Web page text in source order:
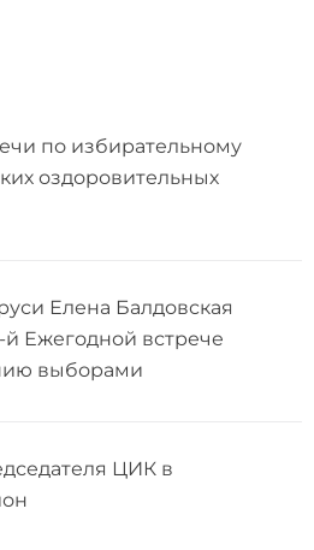
по избирательному
оздоровительных
Елена Балдовская
й Ежегодной встрече
выборами
ЦИК в